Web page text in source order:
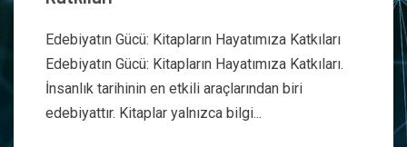
Edebiyatın Gücü: Kitapların Hayatımıza Katkıları
Edebiyatın Gücü: Kitapların Hayatımıza Katkıları.
İnsanlık tarihinin en etkili araçlarından biri
edebiyattır. Kitaplar yalnızca bilgi...